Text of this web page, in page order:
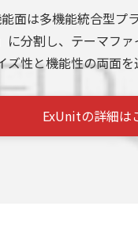
面は多機能統合型プ
に分割し、テーマフ
ズ性と機能性の両面を
ExUnitの詳細は